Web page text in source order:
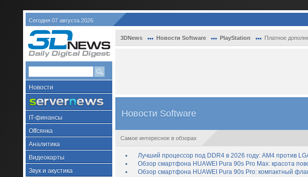
Сегодня 07 августа 2026
Новости
IT-финансы
Offсянка
Аналитика
Видеокарты
Звук и акустика
3DNews Новости Software PlayStation Платное
Новости Software
Самое интересное в обзорах
Лучший процессор под DDR4 в 2026 году: AM4 против
Обзор смартфона HUAWEI Pura 90s Pro Max: красота
Обзор смартфона HUAWEI Pura 90s Pro: компактный